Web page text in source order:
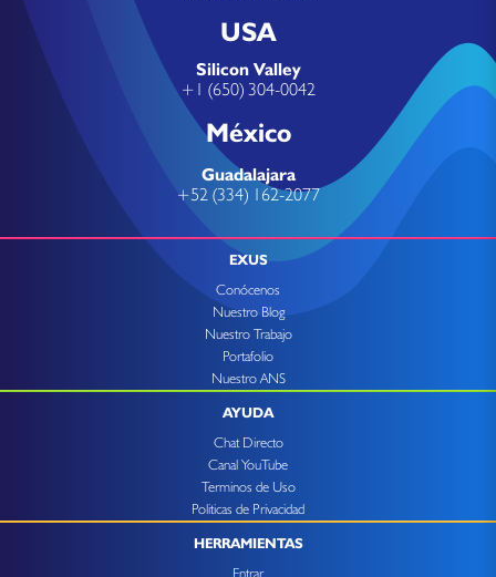
USA
Silicon Valley
+1 (650) 304-0042
México
Guadalajara
+52 (334) 162-2077
EXUS
Conócenos
Nuestro Blog
Nuestro Trabajo
Portafolio
Nuestro ANS
AYUDA
Chat Directo
Canal YouTube
Terminos de Uso
Politicas de Privacidad
HERRAMIENTAS
Entrar